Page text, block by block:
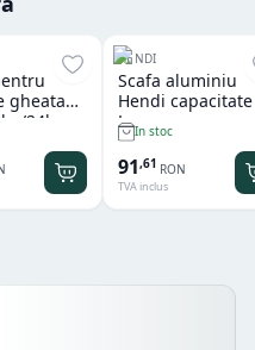
gheata
24h
HENDI
Scafa aluminiu
Hendi
L In stoc
91,61 RON
TVA inclus